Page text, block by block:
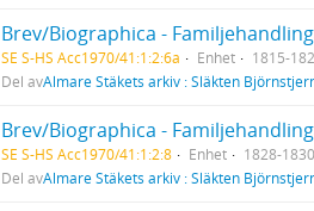
Brev/Biographica -
SE S-HS Acc1970/41:1:2:6a Enhet
1815-
Del avAlmare Stäkets arkiv : Släkten
Brev/Biographica -
SE S-HS Acc1970/41:1:2:8 Enhet
1828-1830
Del avAlmare Stäkets arkiv : Släkten